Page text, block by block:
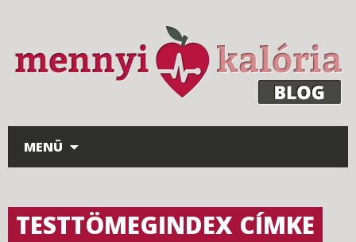
MENÜ
TESTTÖMEGINDEX CÍMKE